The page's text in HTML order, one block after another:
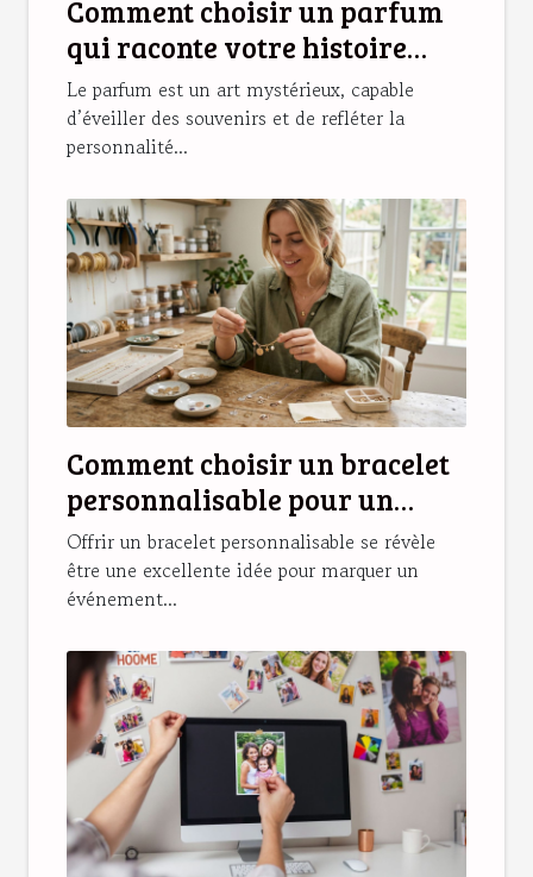
Comment choisir un parfum
qui raconte votre histoire
personnelle ?
Le parfum est un art mystérieux, capable
d’éveiller des souvenirs et de refléter la
personnalité...
Comment choisir un bracelet
personnalisable pour un
cadeau unique ?
Offrir un bracelet personnalisable se révèle
être une excellente idée pour marquer un
événement...